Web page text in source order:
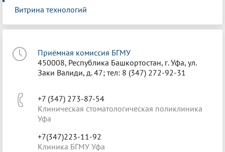
Витрина технологий
Приёмная комиссия БГМУ
450008, Республика Башкортостан, г. Уфа, ул.
Заки Валиди, д. 47; тел: 8 (347) 272-92-31
+7 (347) 273-87-54
Клиническая стоматологическая поликлиника
Уфа
+7(347)223-11-92
Клиника БГМУ Уфа